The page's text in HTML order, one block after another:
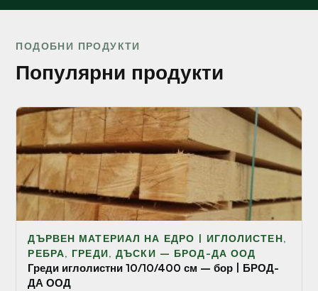
ПОДОБНИ ПРОДУКТИ
Популярни продукти
ДЪРВЕН МАТЕРИАЛ НА ЕДРО | ИГЛОЛИСТЕН,
РЕБРА, ГРЕДИ, ДЪСКИ – БРОД-ДА ООД
Греди иглолистни 10/10/400 см – бор | БРОД-
ДА ООД